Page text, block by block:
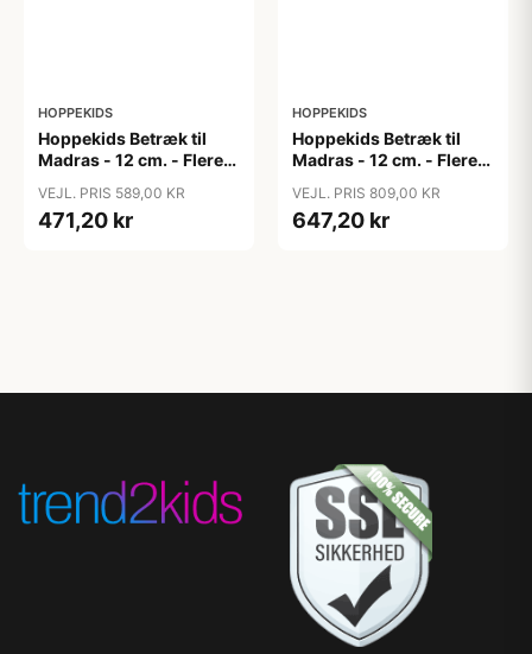
HOPPEKIDS
Hoppekids Betræk til
Madras - 12 cm. - Flere
VEJL. PRIS 589,00 KR
471,20 kr
HOPPEKIDS
Hoppekids Betræk til
Madras - 12 cm. - Flere
VEJL. PRIS 809,00 KR
647,20 kr